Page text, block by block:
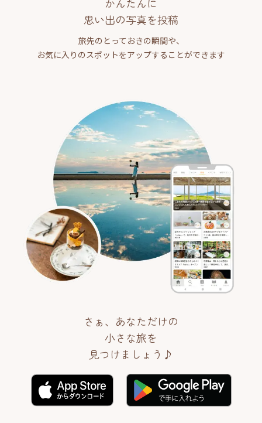
かんたんに
思い出の写真を投稿
旅先のとっておきの瞬間や、
お気に入りのスポットをアップすることができます
さぁ、あなただけの
小さな旅を
見つけましょう♪